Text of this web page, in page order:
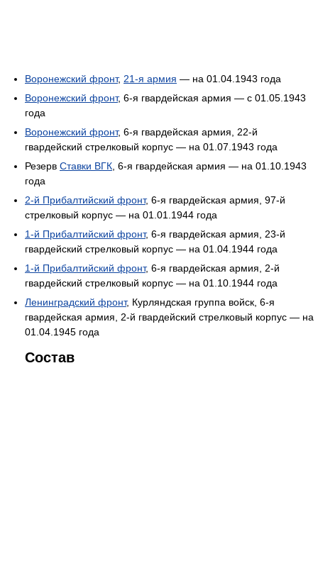
Воронежский фронт, 21-я армия — на 01.04.1943 года
Воронежский фронт, 6-я гвардейская армия — с 01.05.1943
года
Воронежский фронт, 6-я гвардейская армия, 22-й
гвардейский стрелковый корпус — на 01.07.1943 года
Резерв Ставки ВГК , 6-я гвардейская армия — на 01.10.1943
года
2-й Прибалтийский фронт, 6-я гвардейская армия, 97-й
стрелковый корпус — на 01.01.1944 года
1-й Прибалтийский фронт, 6-я гвардейская армия, 23-й
гвардейский стрелковый корпус — на 01.04.1944 года
1-й Прибалтийский фронт, 6-я гвардейская армия, 2-й
гвардейский стрелковый корпус — на 01.10.1944 года
Ленинградский фронт, Курляндская группа войск, 6-я
гвардейская армия, 2-й гвардейский стрелковый корпус — на
01.04.1945 года
Состав